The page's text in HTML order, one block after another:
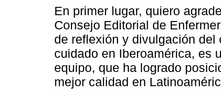
En primer lugar, quiero
Consejo Editorial de
de reflexión y divulgación
cuidado en Iberoamérica, es
equipo, que ha logrado
mejor calidad en